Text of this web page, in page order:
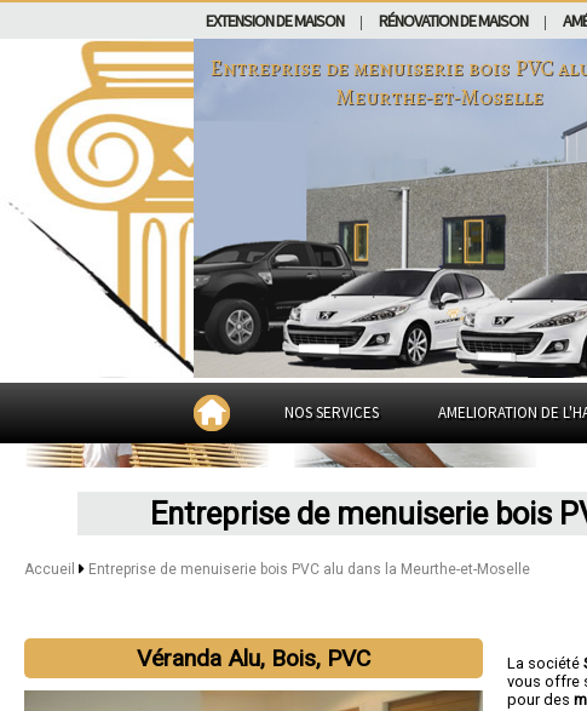
EXTENSION DE MAISON RÉNOVATION DE MAISON
Entreprise de menuiserie bois PVC
Meurthe-et-Moselle
NOS SERVICES AMELIORATION DE
Entreprise de menuiserie bois
Accueil Entreprise de menuiserie bois PVC alu dans la Meurthe-et-Moselle
Véranda Alu, Bois, PVC La société
vous offre
pour des